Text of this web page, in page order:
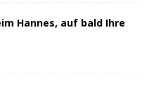
Hannes, auf bald Ihre